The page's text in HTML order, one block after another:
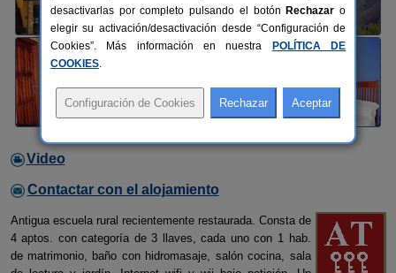
Video
Contactar con el alojamiento
Antigua escuela rural recientemente restaurada. Consta de
4 aptos. con categoría de 3 llaves, cada uno con 1 hab.
de matrimonio, baño con hidromasaje, salón cocina, sala
desactivarlas por completo pulsando el botón Rechazar o
elegir su activación/desactivación desde “Configuración de
Cookies”. Más información en nuestra
POLÍTICA DE
COOKIES.